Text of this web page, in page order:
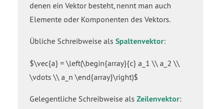
denen ein Vektor besteht, nennt man auch
Elemente oder Komponenten des Vektors.
Übliche Schreibweise als Spaltenvektor:
$\vec{a} = \left(\begin{array}{c} a_1 \\ a_2 \\
\vdots \\ a_n \end{array}\right)$
Gelegentliche Schreibweise als Zeilenvektor: